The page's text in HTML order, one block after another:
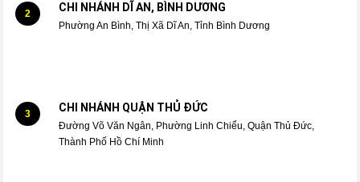
2 CHI NHÁNH DĨ AN, BÌNH DƯƠNG
Phường An Bình, Thị Xã Dĩ An, Tỉnh Bình Dương
3 CHI NHÁNH QUẬN THỦ ĐỨC
Đường Võ Văn Ngân, Phường Linh Chiểu, Quận Thủ Đức,
Thành Phố Hồ Chí Minh